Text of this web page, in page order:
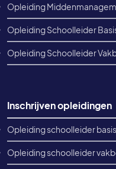
Opleiding
Opleiding Schoolleider
Opleiding Schoolleider
Inschrijven opleidingen
Opleiding schoolleider
Opleiding schoolleider